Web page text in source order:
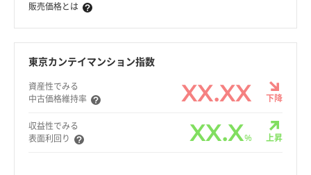
販売価格とは
東京カンテイマンション指数
資産性でみる
中古価格維持率
XX.XX 下降
収益性でみる
表面利回り
XX.X% 上昇